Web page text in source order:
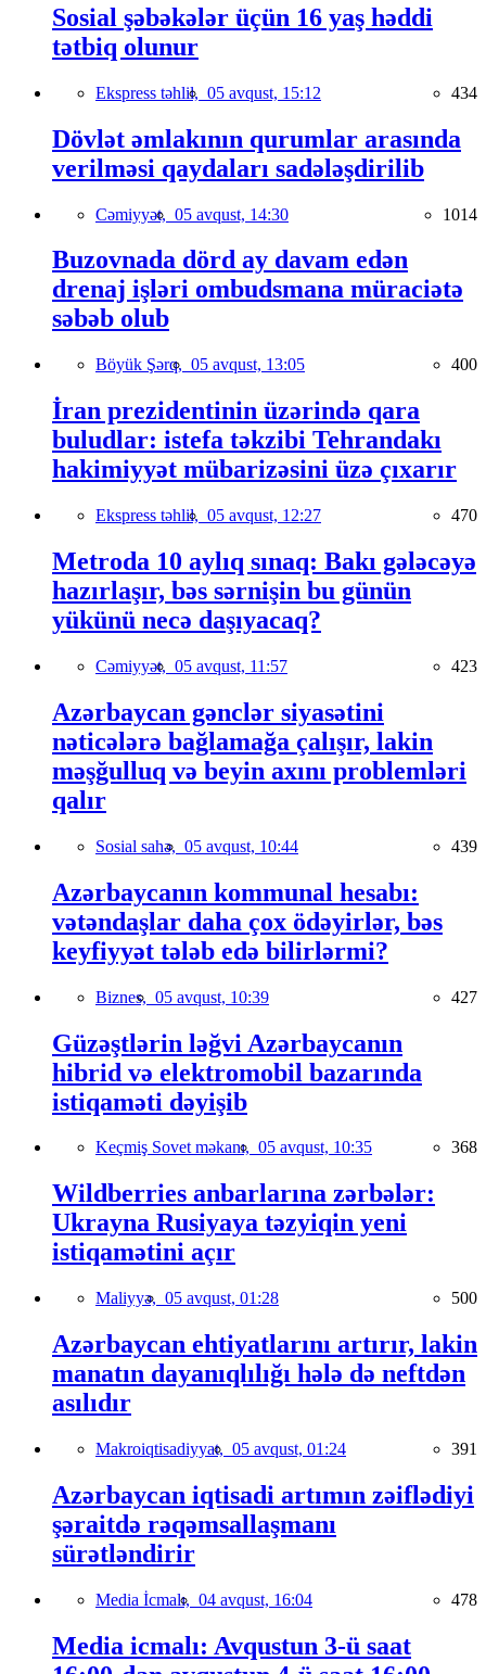
Sosial şəbəkələr üçün 16 yaş həddi
tətbiq olunur
Ekspress təhlil, 05 avqust, 15:12 434
Dövlət əmlakının qurumlar arasında
verilməsi qaydaları sadələşdirilib
Cəmiyyət, 05 avqust, 14:30 1014
Buzovnada dörd ay davam edən
drenaj işləri ombudsmana müraciətə
səbəb olub
Böyük Şərq, 05 avqust, 13:05 400
İran prezidentinin üzərində qara
buludlar: istefa təkzibi Tehrandakı
hakimiyyət mübarizəsini üzə çıxarır
Ekspress təhlil, 05 avqust, 12:27 470
Metroda 10 aylıq sınaq: Bakı gələcəyə
hazırlaşır, bəs sərnişin bu günün
yükünü necə daşıyacaq?
Cəmiyyət, 05 avqust, 11:57 423
Azərbaycan gənclər siyasətini
nəticələrə bağlamağa çalışır, lakin
məşğulluq və beyin axını problemləri
qalır
Sosial sahə, 05 avqust, 10:44 439
Azərbaycanın kommunal hesabı:
vətəndaşlar daha çox ödəyirlər, bəs
keyfiyyət tələb edə bilirlərmi?
Biznes, 05 avqust, 10:39 427
Güzəştlərin ləğvi Azərbaycanın
hibrid və elektromobil bazarında
istiqaməti dəyişib
Keçmiş Sovet məkanı, 05 avqust, 10:35 368
Wildberries anbarlarına zərbələr:
Ukrayna Rusiyaya təzyiqin yeni
istiqamətini açır
Maliyyə, 05 avqust, 01:28 500
Azərbaycan ehtiyatlarını artırır, lakin
manatın dayanıqlılığı hələ də neftdən
asılıdır
Makroiqtisadiyyat, 05 avqust, 01:24 391
Azərbaycan iqtisadi artımın zəiflədiyi
şəraitdə rəqəmsallaşmanı
sürətləndirir
Media İcmalı, 04 avqust, 16:04 478
Media icmalı: Avqustun 3-ü saat